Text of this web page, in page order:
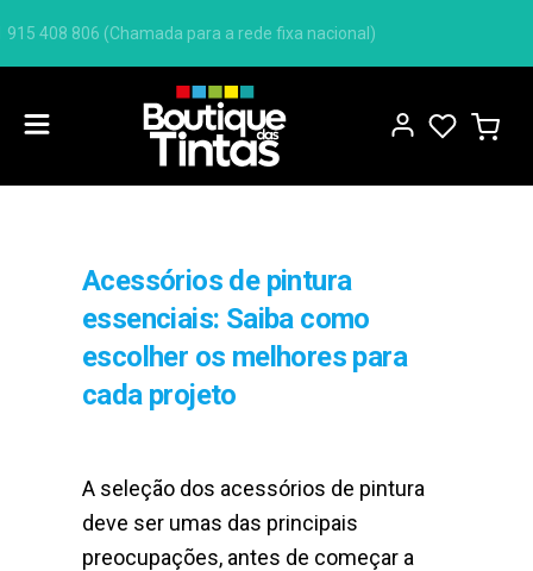
Tem dúvidas? Precisa de ajuda? Ligue-nos +351 915
Acessórios de pintura
essenciais: Saiba como
escolher os melhores para
cada projeto
A seleção dos acessórios de pintura
deve ser umas das principais
preocupações, antes de começar a